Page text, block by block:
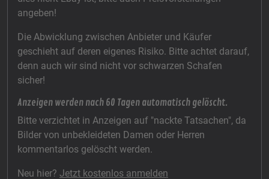
angeben!
Die Abwicklung zwischen Anbieter und Käufer
geschieht auf deren eigenes Risiko. Bitte achtet darauf,
denn auch wir sind nicht vor schwarzen Schafen
sicher!
Anzeigen werden nach 60 Tagen automatisch gelöscht.
Bitte verzichtet in Anzeigen auf "nackte Tatsachen", da
Bilder von unbekleideten Damen oder Herren
kommentarlos gelöscht werden.
Neu hier? Jetzt kostenlos anmelden